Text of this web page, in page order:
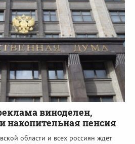
виноделен,
накопительная пенсия
области и всех россиян ждет